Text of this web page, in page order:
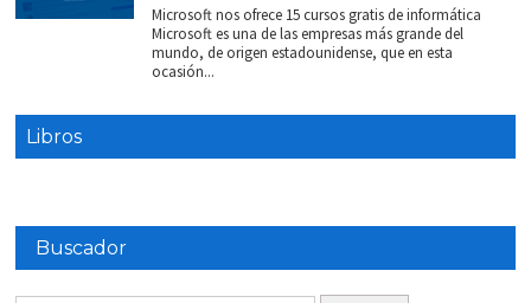
Microsoft nos ofrece 15 cursos gratis de informática
Microsoft es una de las empresas más grande del
mundo, de origen estadounidense, que en esta
ocasión...
Libros
Buscador